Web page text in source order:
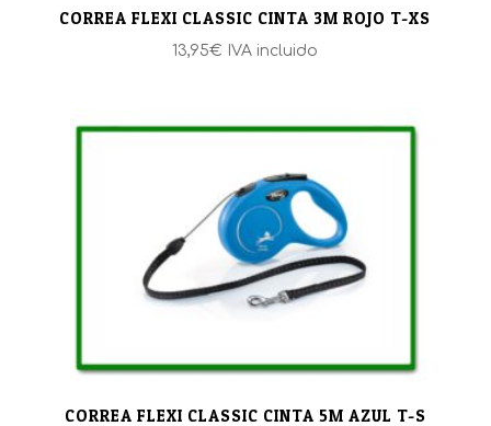
CORREA FLEXI CLASSIC CINTA 3M ROJO T-XS
13,95€ IVA incluido
CORREA FLEXI CLASSIC CINTA 5M AZUL T-S